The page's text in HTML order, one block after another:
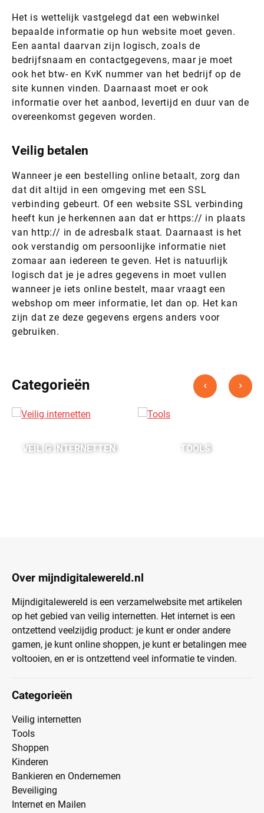
Het is wettelijk vastgelegd dat een webwinkel
bepaalde informatie op hun website moet geven.
Een aantal daarvan zijn logisch, zoals de
bedrijfsnaam en contactgegevens, maar je moet
ook het btw- en KvK nummer van het bedrijf op de
site kunnen vinden. Daarnaast moet er ook
informatie over het aanbod, levertijd en duur van de
overeenkomst gegeven worden.
Veilig betalen
Wanneer je een bestelling online betaalt, zorg dan
dat dit altijd in een omgeving met een SSL
verbinding gebeurt. Of een website SSL verbinding
heeft kun je herkennen aan dat er https:// in plaats
van http:// in de adresbalk staat. Daarnaast is het
ook verstandig om persoonlijke informatie niet
zomaar aan iedereen te geven. Het is natuurlijk
logisch dat je je adres gegevens in moet vullen
wanneer je iets online bestelt, maar vraagt een
webshop om meer informatie, let dan op. Het kan
zijn dat ze deze gegevens ergens anders voor
gebruiken.
Categorieën
VEILIG INTERNETTEN TOOLS
Over mijndigitalewereld.nl
Mijndigitalewereld is een verzamelwebsite met artikelen
op het gebied van veilig internetten. Het internet is een
ontzettend veelzijdig product: je kunt er onder andere
gamen, je kunt online shoppen, je kunt er betalingen mee
voltooien, en er is ontzettend veel informatie te vinden.
Categorieën
Veilig internetten
Tools
Shoppen
Kinderen
Bankieren en Ondernemen
Beveiliging
Internet en Mailen